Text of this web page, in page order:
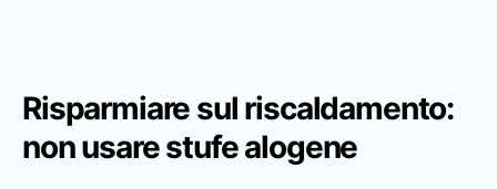
Risparmiare sul riscaldamento:
non usare stufe alogene